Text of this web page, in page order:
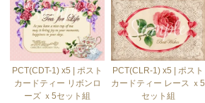
PCT(CDT-1) x5 | ポスト
カードティー リボンロ
ーズ ｘ5セット組
PCT(CLR-1) x5 | ポスト
カードティー レース ｘ5
セット組